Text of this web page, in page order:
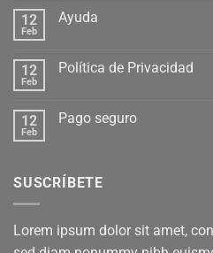
12
Feb
Ayuda
12
Feb
Política de Privacidad
12
Feb
Pago seguro
SUSCRÍBETE
Lorem ipsum dolor sit amet,